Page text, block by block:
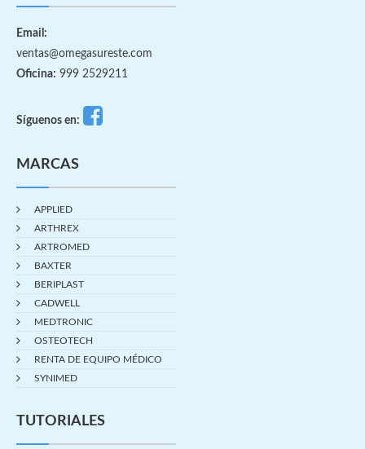
Email:
ventas@omegasureste.com
Oficina: 999 2529211
Síguenos en:
MARCAS
APPLIED
ARTHREX
ARTROMED
BAXTER
BERIPLAST
CADWELL
MEDTRONIC
OSTEOTECH
RENTA DE EQUIPO MÉDICO
SYNIMED
TUTORIALES